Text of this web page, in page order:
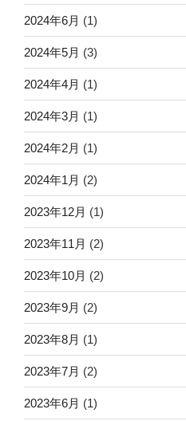
2024年6月 (1)
2024年5月 (3)
2024年4月 (1)
2024年3月 (1)
2024年2月 (1)
2024年1月 (2)
2023年12月 (1)
2023年11月 (2)
2023年10月 (2)
2023年9月 (2)
2023年8月 (1)
2023年7月 (2)
2023年6月 (1)